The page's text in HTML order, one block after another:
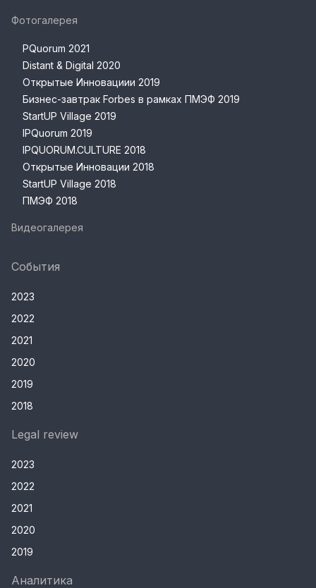
Фотогалерея
PQuorum 2021
Distant & Digital 2020
Открытые Инновациии 2019
Бизнес-завтрак Forbes в рамках ПМЭФ 2019
StartUP Village 2019
IPQuorum 2019
IPQUORUM.CULTURE 2018
Открытые Инновации 2018
StartUP Village 2018
ПМЭФ 2018
Видеогалерея
События
2023
2022
2021
2020
2019
2018
Legal review
2023
2022
2021
2020
2019
Аналитика